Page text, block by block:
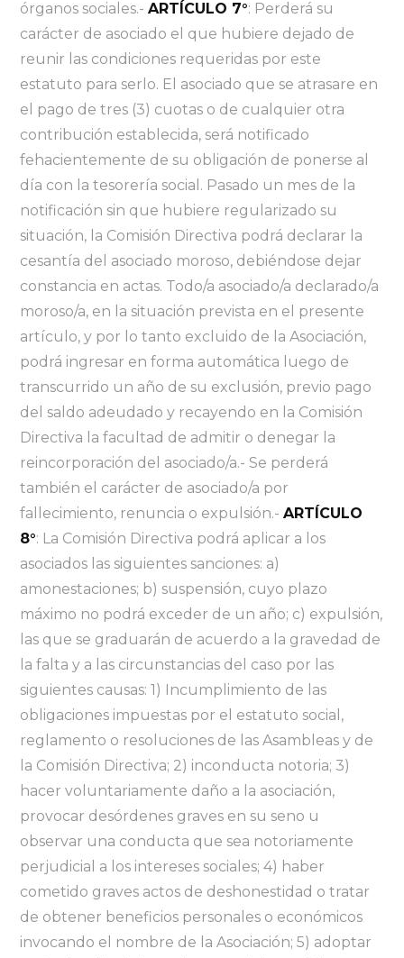
órganos sociales.-ARTÍCULO 7°: Perderá su
carácter de asociado el que hubiere dejado de
reunir las condiciones requeridas por este
estatuto para serlo. El asociado que se atrasare en
el pago de tres (3) cuotas o de cualquier otra
contribución establecida, será notificado
fehacientemente de su obligación de ponerse al
día con la tesorería social. Pasado un mes de la
notificación sin que hubiere regularizado su
situación, la Comisión Directiva podrá declarar la
cesantía del asociado moroso, debiéndose dejar
constancia en actas. Todo/a asociado/a declarado/a
moroso/a, en la situación prevista en el presente
artículo, y por lo tanto excluido de la Asociación,
podrá ingresar en forma automática luego de
transcurrido un año de su exclusión, previo pago
del saldo adeudado y recayendo en la Comisión
Directiva la facultad de admitir o denegar la
reincorporación del asociado/a.- Se perderá
también el carácter de asociado/a por
fallecimiento, renuncia o expulsión.-ARTÍCULO
8°: La Comisión Directiva podrá aplicar a los
asociados las siguientes sanciones: a)
amonestaciones; b) suspensión, cuyo plazo
máximo no podrá exceder de un año; c) expulsión,
las que se graduarán de acuerdo a la gravedad de
la falta y a las circunstancias del caso por las
siguientes causas: 1) Incumplimiento de las
obligaciones impuestas por el estatuto social,
reglamento o resoluciones de las Asambleas y de
la Comisión Directiva; 2) inconducta notoria; 3)
hacer voluntariamente daño a la asociación,
provocar desórdenes graves en su seno u
observar una conducta que sea notoriamente
perjudicial a los intereses sociales; 4) haber
cometido graves actos de deshonestidad o tratar
de obtener beneficios personales o económicos
invocando el nombre de la Asociación; 5) adoptar